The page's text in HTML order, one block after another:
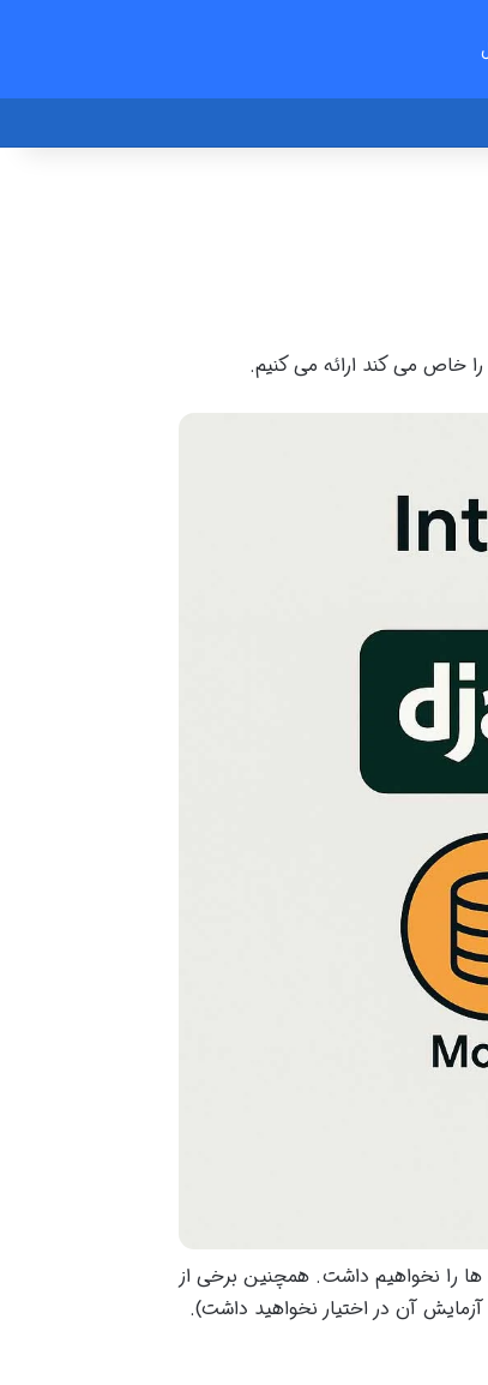
خاص می کند ارائه می کنیم.
را نخواهیم داشت. همچنین برخی از
آن در اختیار نخواهید داشت).